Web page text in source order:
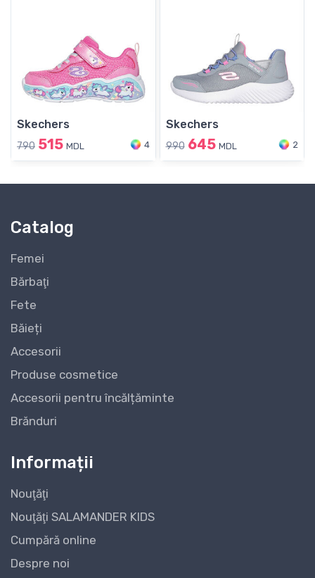
Skechers
790 515 MDL 4
Skechers
990 645 MDL 2
Catalog
Femei
Bărbaţi
Fete
Băieți
Accesorii
Produse cosmetice
Accesorii pentru încălțăminte
Brănduri
Informații
Nouţăţi
Nouţăţi SALAMANDER KIDS
Cumpără online
Despre noi